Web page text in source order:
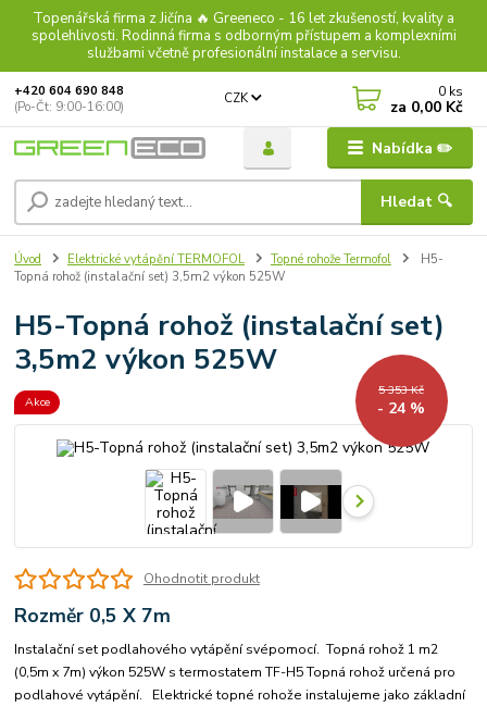
Topenářská firma z Jičína 🔥 Greeneco - 16 let zkušeností, kvality a
spolehlivosti. Rodinná firma s odborným přístupem a komplexními
službami včetně profesionální instalace a servisu.
Nabídka ✏️
CZK
Hledat 🔍
+420 604 690 848
(Po-Čt: 9:00-16:00)
0 ks
za 0,00 Kč
Úvod Elektrické vytápění TERMOFOL Topné rohože Termofol
H5-
Topná rohož (instalační set) 3,5m2 výkon 525W
H5-Topná rohož (instalační set)
3,5m2 výkon 525W
Akce
5 353 Kč
- 24 %
Ohodnotit produkt
Rozměr 0,5 X 7m
Instalační set podlahového vytápění svépomocí. Topná rohož 1 m2
(0,5m x 7m) výkon 525W s termostatem TF-H5 Topná rohož určená pro
podlahové vytápění. Elektrické topné rohože instalujeme jako základní